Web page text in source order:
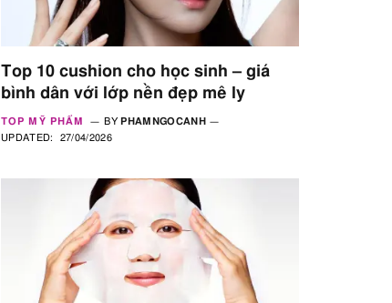
Top 10 cushion cho học sinh – giá
bình dân với lớp nền đẹp mê ly
TOP MỸ PHẨM BY PHAMNGOCANH
UPDATED:
27/04/2026